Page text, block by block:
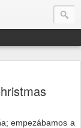
empezábamos a